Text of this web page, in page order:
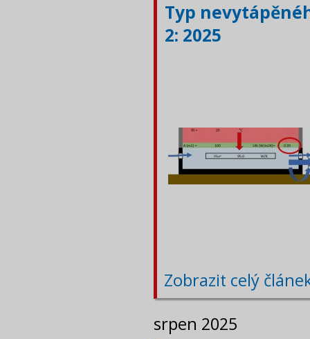
Typ
2: 2025
Zobrazit celý
srpen 2025